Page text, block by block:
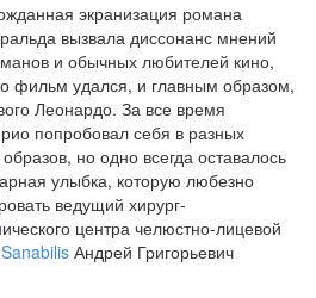
экранизация романа
вызвала диссонанс мнений
и обычных любителей кино,
фильм удался, и главным образом,
Леонардо. За все время
попробовал себя в разных
но одно всегда оставалось
улыбка, которую любезно
ведущий хирург-
центра челюстно-лицевой
Sanabilis Андрей Григорьевич